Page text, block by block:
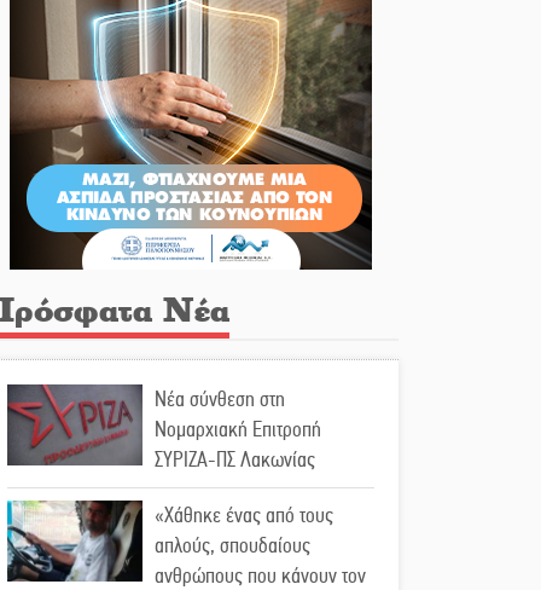
Νέα
Νέα σύνθεση στη
Νομαρχιακή Επιτροπή
ΣΥΡΙΖΑ-ΠΣ Λακωνίας
«Χάθηκε ένας από τους
απλούς, σπουδαίους
ανθρώπους που κάνουν τον